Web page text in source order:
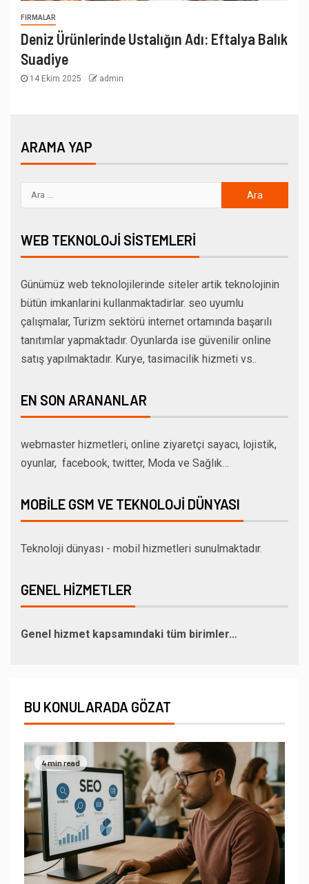
FIRMALAR
Deniz Ürünlerinde Ustalığın Adı: Eftalya Balık
Suadiye
14 Ekim 2025 admin
ARAMA YAP
WEB TEKNOLOJI SISTEMLERI
Günümüz web teknolojilerinde siteler artik teknolojinin
bütün imkanlarini kullanmaktadirlar. seo uyumlu
çalışmalar, Turizm sektörü internet ortamında başarılı
tanıtımlar yapmaktadır. Oyunlarda ise güvenilir online
satış yapılmaktadır. Kurye, tasimacilik hizmeti vs..
EN SON ARANANLAR
webmaster hizmetleri, online ziyaretçi sayacı, lojistik,
oyunlar, facebook, twitter, Moda ve Sağlık…
MOBILE GSM VE TEKNOLOJI DÜNYASI
Teknoloji dünyası - mobil hizmetleri sunulmaktadır.
GENEL HIZMETLER
Genel hizmet kapsamındaki tüm birimler…
BU KONULARADA GÖZAT
4 min read